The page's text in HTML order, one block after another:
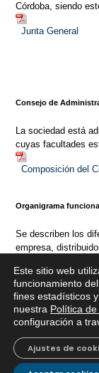
Córdoba, siendo
Junta General
Consejo de
La sociedad está
cuyas facultades
Composición del
Organigrama
Se describen los
empresa,
Organigrama
Relación de puestos
Relación de
Este sitio web
funcionamiento
fines estadísticos
nuestra Política
configuración a
Ajustes de